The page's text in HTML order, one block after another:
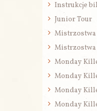
Instrukcje
Junior Tour
Monday
Monday
Monday
Monday